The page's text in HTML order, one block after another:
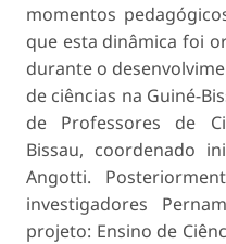
momentos
que esta dinâmica foi
durante o
de ciências na Guiné-
de Professores de
Bissau, coordenado
Angotti.
investigadores
projeto: Ensino de